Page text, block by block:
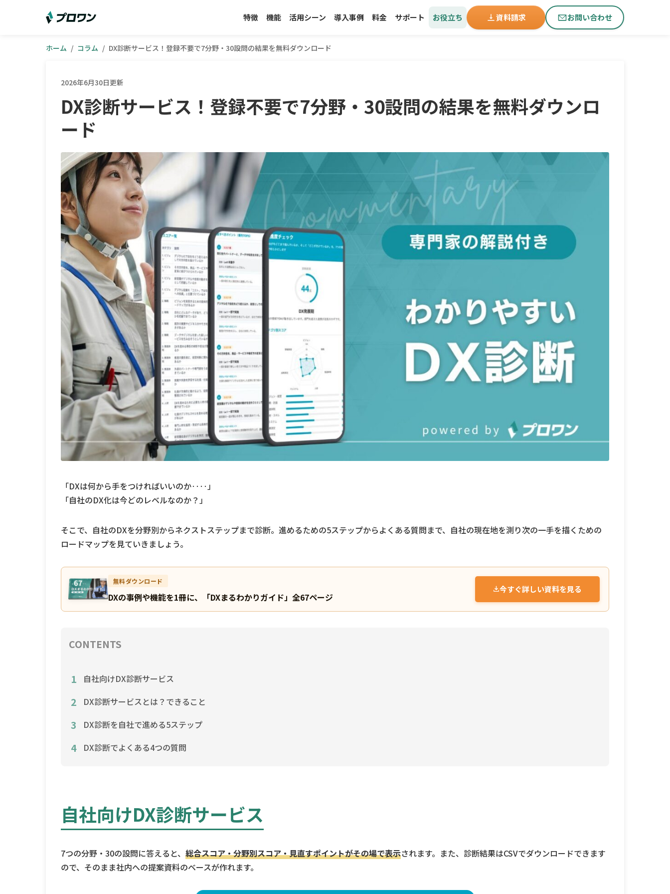
特徴 機能 活用シーン 導入事例 料金 サポート お役立ち 資料請求 お問い合わせ
ホーム / コラム / DX診断サービス！登録不要で7分野・30設問の結果を無料ダウンロード
2026年6月30日更新
DX診断サービス！登録不要で7分野・30設問の結果を無料ダウンロ
ード
「DXは何から手をつければいいのか‥‥」
「自社のDX化は今どのレベルなのか？」
そこで、自社のDXを分野別からネクストステップまで診断。進めるための5ステップからよくある質問まで、自社の現在地を測り次の一手を描くための
ロードマップを見ていきましょう。
無料ダウンロード
DXの事例や機能を1冊に、「DXまるわかりガイド」全67ページ
今すぐ詳しい資料を見る
CONTENTS
1 自社向けDX診断サービス
2 DX診断サービスとは？できること
3 DX診断を自社で進める5ステップ
4 DX診断でよくある4つの質問
自社向けDX診断サービス
7つの分野・30の設問に答えると、 総合スコア・分野別スコア・見直すポイントがその場で表示されます。また、診断結果はCSVでダウンロードできます
ので、そのまま社内への提案資料のベースが作れます。